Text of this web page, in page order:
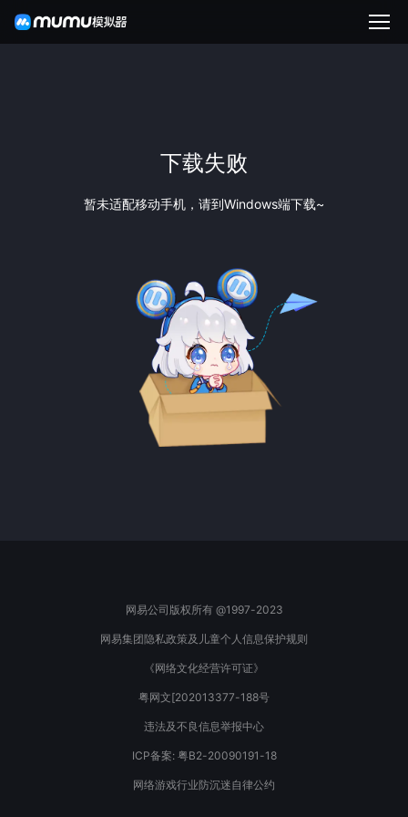
下载失败
暂未适配移动手机，请到Windows端下载~
网易公司版权所有 @1997-2023
网易集团隐私政策及儿童个人信息保护规则
《网络文化经营许可证》
粤网文[202013377-188号
违法及不良信息举报中心
ICP备案: 粤B2-20090191-18
网络游戏行业防沉迷自律公约